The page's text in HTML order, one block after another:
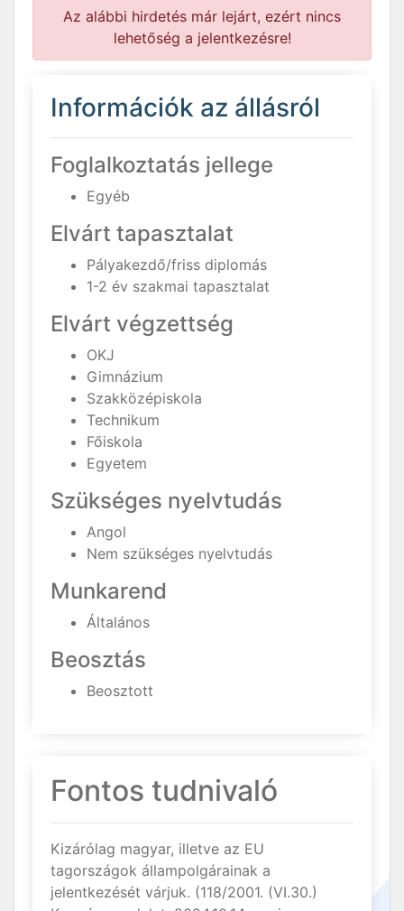
Az alábbi hirdetés már lejárt, ezért nincs
lehetőség a jelentkezésre!
Információk az állásról
Foglalkoztatás jellege
Egyéb
Elvárt tapasztalat
Pályakezdő/friss diplomás
1-2 év szakmai tapasztalat
Elvárt végzettség
OKJ
Gimnázium
Szakközépiskola
Technikum
Főiskola
Egyetem
Szükséges nyelvtudás
Angol
Nem szükséges nyelvtudás
Munkarend
Általános
Beosztás
Beosztott
Fontos tudnivaló
Kizárólag magyar, illetve az EU
tagországok állampolgárainak a
jelentkezését várjuk. (118/2001. (VI.30.)